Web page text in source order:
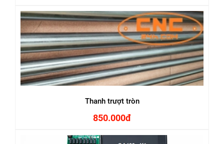
Thanh trượt tròn
850.000đ